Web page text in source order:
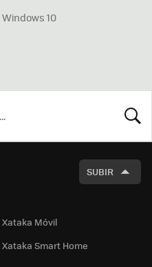
Windows 10
SUBIR
Xataka Móvil
Xataka Smart Home